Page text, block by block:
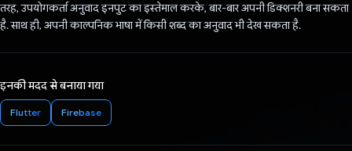
तरह, उपयोगकर्ता अनुवाद इनपुट का इस्तेमाल करके, बार-बार अपनी डिक्शनरी बना सकता
है. साथ ही, अपनी काल्पनिक भाषा में किसी शब्द का अनुवाद भी देख सकता है.
इनकी मदद से बनाया गया
Flutter Firebase